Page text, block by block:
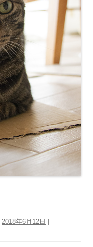
2018年6月12日